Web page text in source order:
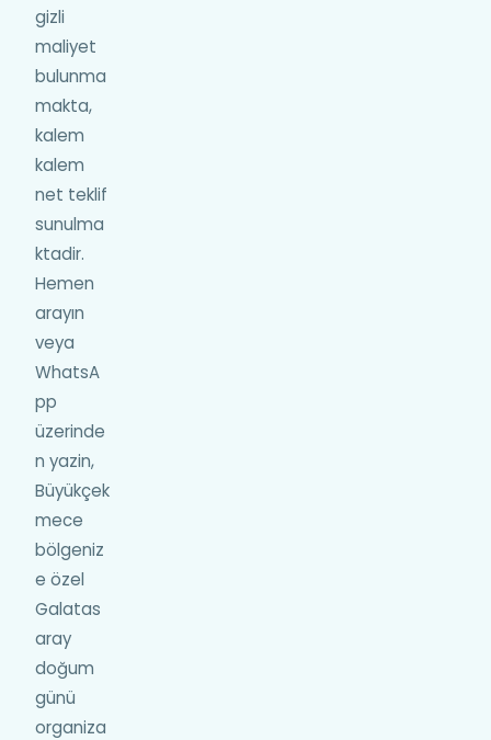
gizli
maliyet
bulunma
makta,
kalem
kalem
net teklif
sunulma
ktadir.
Hemen
arayın
veya
WhatsA
pp
üzerinde
n yazin,
Büyükçek
mece
bölgeniz
e özel
Galatas
aray
doğum
günü
organiza